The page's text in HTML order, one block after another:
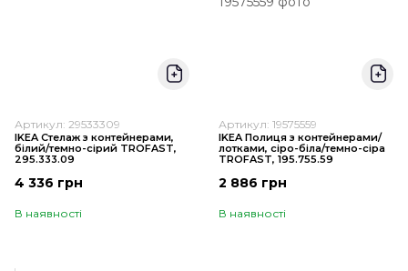
Артикул: 29533309
IKEA Стелаж з контейнерами,
білий/темно-сірий TROFAST,
295.333.09
4 336 грн
В наявності
Артикул: 19575559
IKEA Полиця з контейнерами/
лотками, сіро-біла/темно-сіра
TROFAST, 195.755.59
2 886 грн
В наявності